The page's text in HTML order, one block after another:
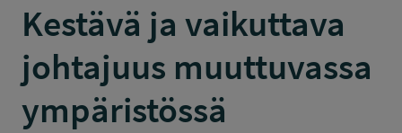
Kestävä ja vaikuttava
johtajuus muuttuvassa
ympäristössä